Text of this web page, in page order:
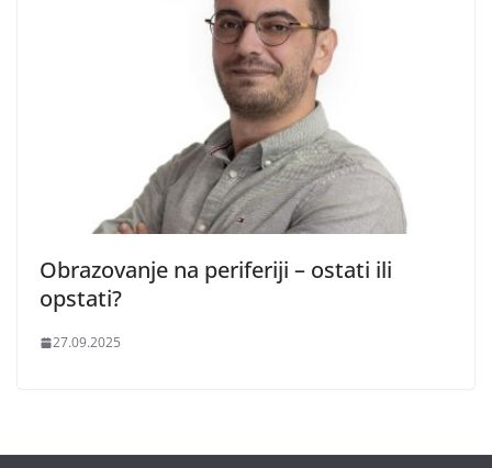
Obrazovanje na periferiji – ostati ili
opstati?
27.09.2025